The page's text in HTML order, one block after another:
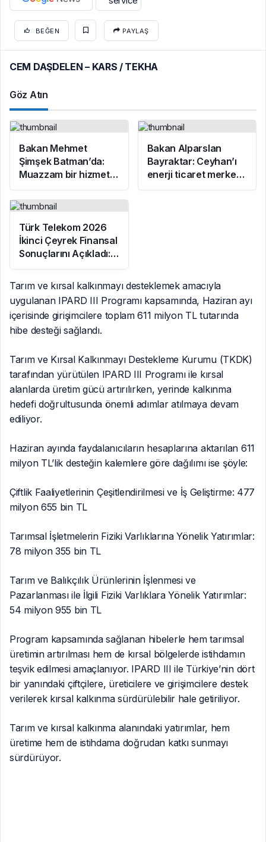
BEĞEN PAYLAŞ
CEM DAŞDELEN – KARS / TEKHA
Göz Atın
Bakan Mehmet
Şimşek Batman’da:
Muazzam bir hizmet
fırtınası var
Bakan Alparslan
Bayraktar: Ceyhan’ı
enerji ticaret merkezi
yapacağız
Türk Telekom 2026
İkinci Çeyrek Finansal
Sonuçlarını Açıkladı:
Yarı Yıl Geliri 142
Milyar TL’yi Aştı
Tarım ve kırsal kalkınmayı desteklemek amacıyla
uygulanan IPARD III Programı kapsamında, Haziran ayı
içerisinde girişimcilere toplam 611 milyon TL tutarında
hibe desteği sağlandı.
Tarım ve Kırsal Kalkınmayı Destekleme Kurumu (TKDK)
tarafından yürütülen IPARD III Programı ile kırsal
alanlarda üretim gücü artırılırken, yerinde kalkınma
hedefi doğrultusunda önemli adımlar atılmaya devam
ediliyor.
Haziran ayında faydalanıcıların hesaplarına aktarılan 611
milyon TL’lik desteğin kalemlere göre dağılımı ise şöyle:
Çiftlik Faaliyetlerinin Çeşitlendirilmesi ve İş Geliştirme: 477
milyon 655 bin TL
Tarımsal İşletmelerin Fiziki Varlıklarına Yönelik Yatırımlar:
78 milyon 355 bin TL
Tarım ve Balıkçılık Ürünlerinin İşlenmesi ve
Pazarlanması ile İlgili Fiziki Varlıklara Yönelik Yatırımlar:
54 milyon 955 bin TL
Program kapsamında sağlanan hibelerle hem tarımsal
üretimin artırılması hem de kırsal bölgelerde istihdamın
teşvik edilmesi amaçlanıyor. IPARD III ile Türkiye’nin dört
bir yanındaki çiftçilere, üreticilere ve girişimcilere destek
verilerek kırsal kalkınma sürdürülebilir hale getiriliyor.
Tarım ve kırsal kalkınma alanındaki yatırımlar, hem
üretime hem de istihdama doğrudan katkı sunmayı
sürdürüyor.